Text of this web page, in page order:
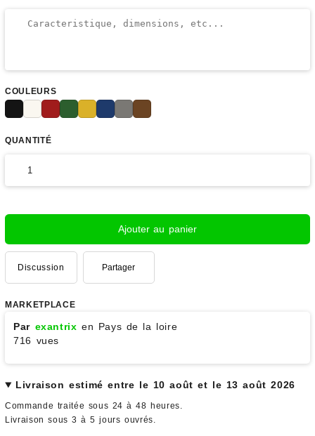
COULEURS
QUANTITÉ
Ajouter au panier
Discussion Partager
MARKETPLACE
Par exantrix en Pays de la loire
716 vues
Livraison estimé entre le 10 août et le 13 août 2026
Commande traitée sous 24 à 48 heures.
Livraison sous 3 à 5 jours ouvrés.